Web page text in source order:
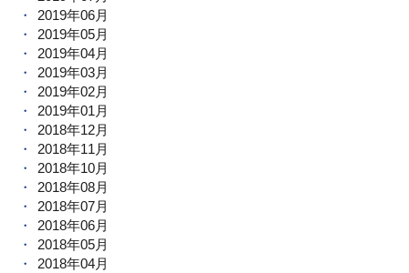
2019年06月
2019年05月
2019年04月
2019年03月
2019年02月
2019年01月
2018年12月
2018年11月
2018年10月
2018年08月
2018年07月
2018年06月
2018年05月
2018年04月